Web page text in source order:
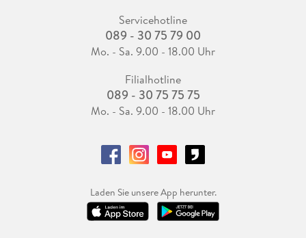
Servicehotline
089 - 30 75 79 00
Mo. - Sa. 9.00 - 18.00 Uhr
Filialhotline
089 - 30 75 75 75
Mo. - Sa. 9.00 - 18.00 Uhr
Laden Sie unsere App herunter.